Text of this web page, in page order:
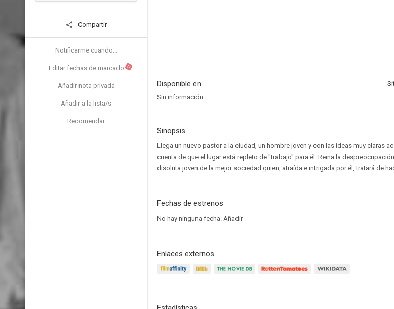
Compartir
Notificarme cuando...
Editar fechas de marcado N
Añadir nota privada
Añadir a la lista/s
Recomendar
Disponible en...
Sin información
Sinopsis
Llega un nuevo pastor a la ciudad, un hombre joven y con las ideas muy claras
cuenta de que el lugar está repleto de "trabajo" para él. Reina la
disoluta joven de la mejor sociedad quien, atraída e intrigada por él, tratará de
Fechas de estrenos
No hay ninguna fecha. Añadir
Enlaces externos